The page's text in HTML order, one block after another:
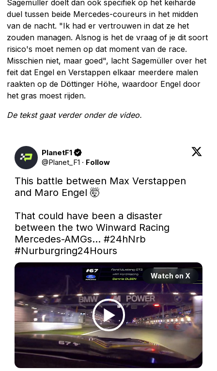
Sagemüller doelt dan ook specifiek op het keiharde
duel tussen beide Mercedes-coureurs in het midden
van de nacht. "Ik had er vertrouwen in dat ze het
zouden managen. Alsnog is het de vraag of je dit soort
risico's moet nemen op dat moment van de race.
Misschien niet, maar goed", lacht Sagemüller over het
feit dat Engel en Verstappen elkaar meerdere malen
raakten op de Döttinger Höhe, waardoor Engel door
het gras moest rijden.
De tekst gaat verder onder de video.
PlanetF1
@Planet_F1 · Follow
This battle between Max Verstappen
and Maro Engel 🤯
That could have been a disaster
between the two Winward Racing
Mercedes-AMGs... #24hNrb
#Nurburgring24Hours
Watch on X